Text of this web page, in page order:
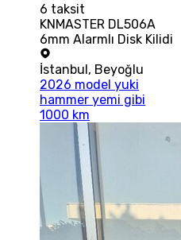
6 taksit
KNMASTER DL506A
6mm Alarmlı Disk Kilidi
İstanbul, Beyoğlu
2026 model yuki
hammer yemi gibi
1000 km